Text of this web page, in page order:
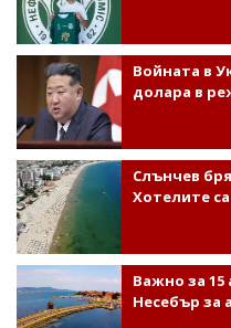
Войната в
долара в
Слънчев
Хотелите
Важно за 15
Несебър за